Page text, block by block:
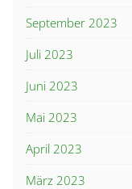
September 2023
Juli 2023
Juni 2023
Mai 2023
April 2023
März 2023